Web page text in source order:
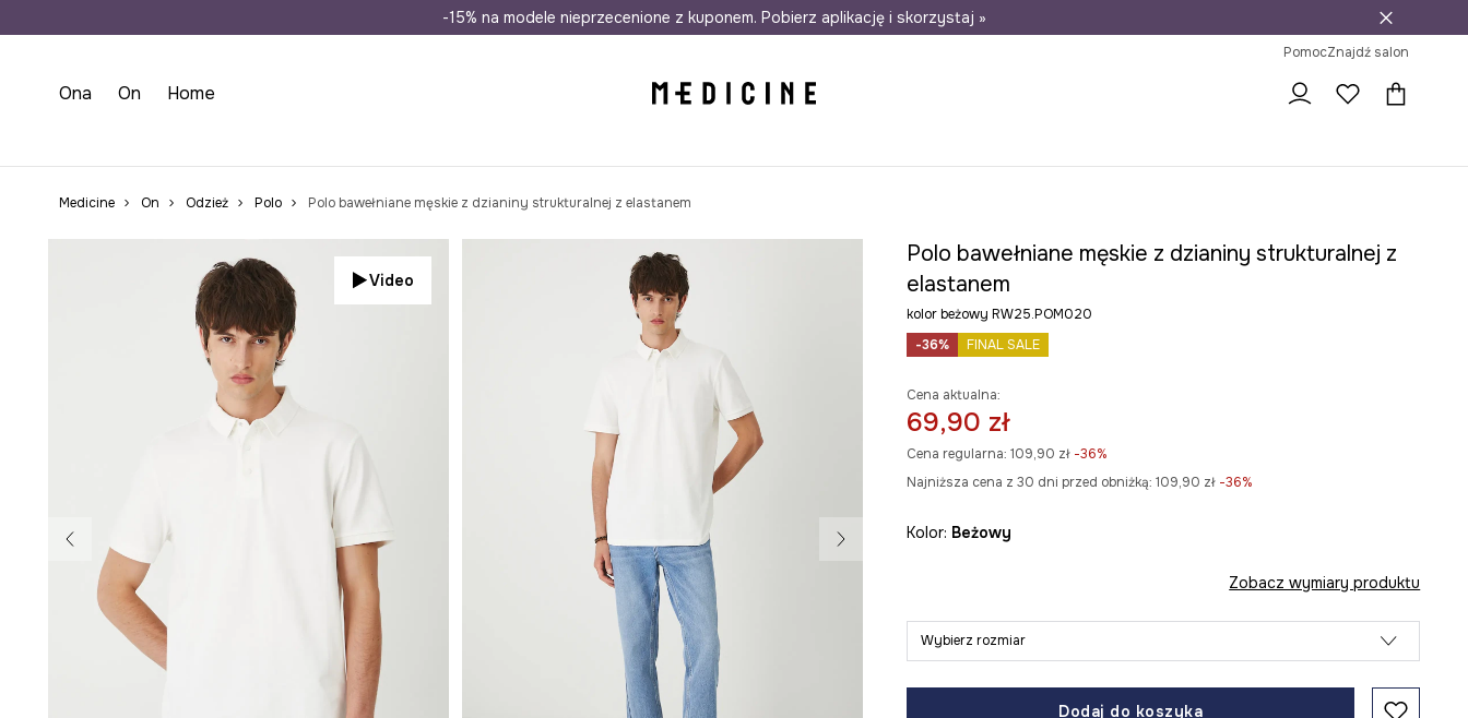
Wysyłka nawet w 24h Darmowa dostawa do salonów 30 dni na zwrot
-15% na modele nieprzecenione z kuponem. Pobierz aplikację i skorzystaj »
PomocZnajdź salon
Ona On Home
Medicine On Odzież Polo Polo bawełniane męskie z dzianiny strukturalnej z elastanem
Video
Polo bawełniane męskie z dzianiny strukturalnej z
elastanem
kolor beżowy RW25.POM020
-36%
FINAL SALE
Cena aktualna:
69,90 zł
Cena regularna: 109,90 zł-36%
Najniższa cena z 30 dni przed obniżką: 109,90 zł -36%
Kolor: beżowy
Zobacz wymiary produktu
Wybierz rozmiar
Dodaj do koszyka